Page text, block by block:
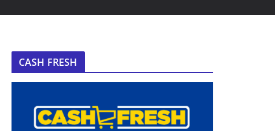
CASH FRESH